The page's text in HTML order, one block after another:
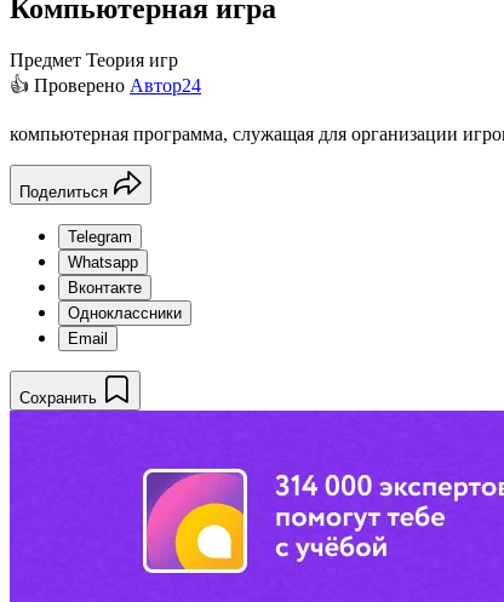
Компьютерная игра
Предмет Теория игр
👍 Проверено Автор24
компьютерная программа, служащая для организации
Поделиться
Telegram
Whatsapp
Вконтакте
Одноклассники
Email
Сохранить